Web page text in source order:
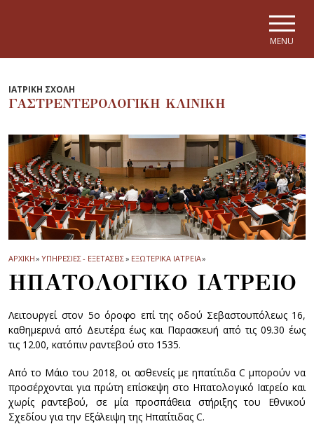
MENU
ΙΑΤΡΙΚΗ ΣΧΟΛΗ
ΓΑΣΤΡΕΝΤΕΡΟΛΟΓΙΚΗ ΚΛΙΝΙΚΗ
ΑΡΧΙΚΗ» ΥΠΗΡΕΣΙΕΣ - ΕΞΕΤΑΣΕΙΣ» ΕΞΩΤΕΡΙΚΑ ΙΑΤΡΕΙΑ»
ΗΠΑΤΟΛΟΓΙΚΟ ΙΑΤΡΕΙΟ
Λειτουργεί στον 5ο όροφο επί της οδού Σεβαστουπόλεως 16,
καθημερινά από Δευτέρα έως και Παρασκευή από τις 09.30 έως
τις 12.00, κατόπιν ραντεβού στο 1535.
Από το Μάιο του 2018, οι ασθενείς με ηπατίτιδα C μπορούν να
προσέρχονται για πρώτη επίσκεψη στο Ηπατολογικό Ιατρείο και
χωρίς ραντεβού, σε μία προσπάθεια στήριξης του Εθνικού
Σχεδίου για την Εξάλειψη της Ηπατίτιδας C.